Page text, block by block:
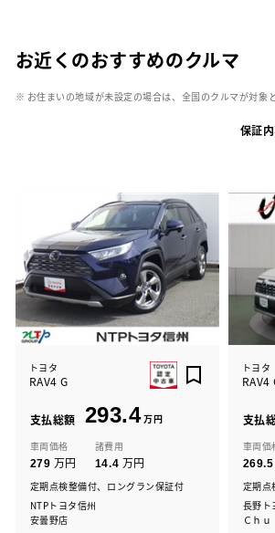
お近くのおすすめのクルマ
※ お住まいの地域が未設定の場合は、全国のクルマが対象と
保証
トヨタ
RAV4 G
支払総額 293.4万円
車両価格
279 万円
諸費用
14.4 万円
定期点検整備付、ロングラン保証付
NTPトヨタ信州
安曇野店
トヨタ
RAV4
支払
車両価
269.5
定期点
長野ト
Ｃｈ